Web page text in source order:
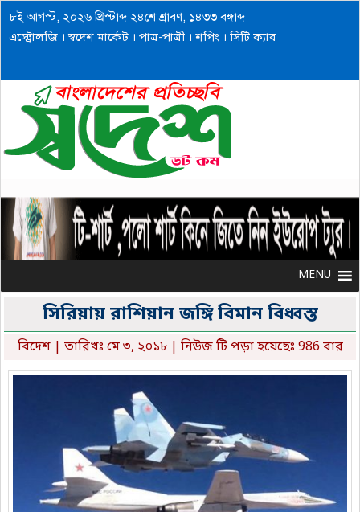
৮ই আগস্ট, ২০২৬ খ্রিস্টাব্দ ২৪শে শ্রাবণ, ১৪৩৩ বঙ্গাব্দ
এস্ট্রোলজি । স্বদেশ মার্কেট । পাত্র-পাত্রী । শপিং । সিটি ক্যাব
MENU
MENU
সিরিয়ায় রাশিয়ান জঙ্গি বিমান বিধ্বস্ত
বিদেশ| তারিখঃ মে ৩, ২০১৮ | নিউজ টি পড়া হয়েছেঃ 986 বার